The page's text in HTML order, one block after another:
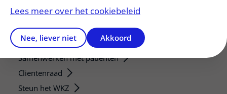
Patiëntenservice
Regels en rechten
Meedoen aan wetenschappelijk onderzoek
Samenwerken met patiënten
Clientenraad
Steun het WKZ
Lees meer over het cookiebeleid
Nee, liever niet Akkoord